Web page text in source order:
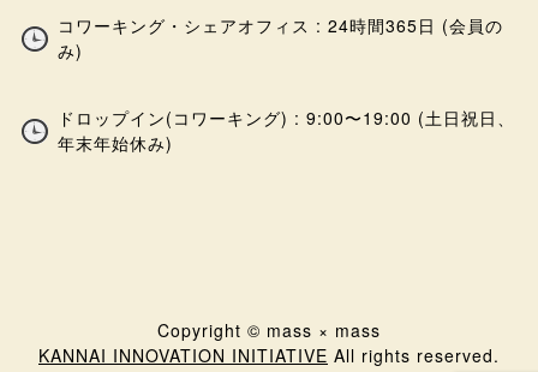
コワーキング・シェアオフィス : 24時間365日 (会員の
み)
ドロップイン(コワーキング) : 9:00〜19:00 (土日祝日、
年末年始休み)
Copyright © mass × mass
KANNAI INNOVATION INITIATIVE All rights reserved.